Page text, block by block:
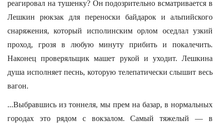
реагировал на тушенку? Он подозрительно всматривается в
Лешкин рюкзак для переноски байдарок и альпийского
снаряжения, который исполинским орлом оседлал узкий
проход, грозя в любую минуту прибить и покалечить.
Наконец проверяльщик машет рукой и уходит. Лешкина
душа исполняет песнь, которую телепатически слышит весь
вагон.
...Выбравшись из тоннеля, мы прем на базар, в нормальных
городах это рядом с вокзалом. Самый тяжелый — в